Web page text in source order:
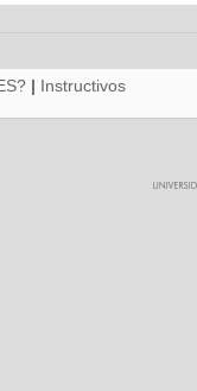
| Instructivos